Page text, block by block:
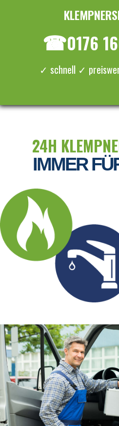
☎0176
✓ schnell ✓
24H
IMMER